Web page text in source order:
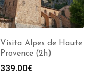
Visita Alpes de Haute
Provence (2h)
339.00€